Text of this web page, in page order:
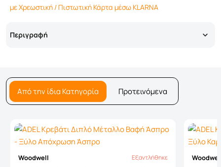
με Χρεωστική / Πιστωτική Κάρτα μέσω KLARNA
Περιγραφή
Από την ίδια Κατηγορία Προτεινόμενα
Εξαντλήθηκε
Woodwell Εξαντλήθηκε